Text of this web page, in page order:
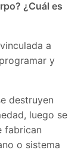
¿Cuál es
a
y
destruyen
luego se
fabrican
o sistema